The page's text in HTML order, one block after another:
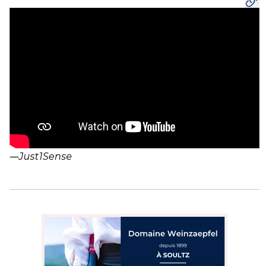
développement des PME.
―Just1Sense